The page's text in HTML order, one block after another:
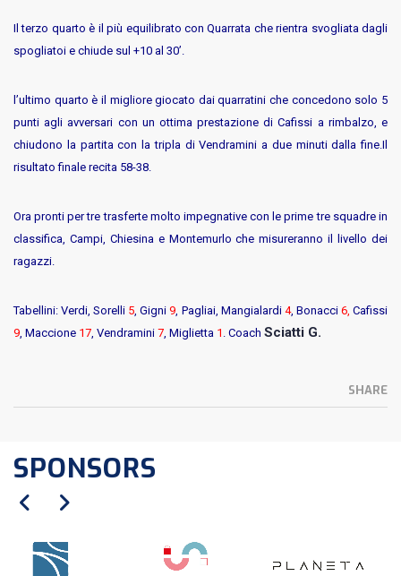
Il terzo quarto è il più equilibrato con Quarrata che rientra svogliata dagli
spogliatoi e chiude sul +10 al 30’.
l’ultimo quarto è il migliore giocato dai quarratini che concedono solo 5
punti agli avversari con un ottima prestazione di Cafissi a rimbalzo, e
chiudono la partita con la tripla di Vendramini a due minuti dalla fine.Il
risultato finale recita 58-38.
Ora pronti per tre trasferte molto impegnative con le prime tre squadre in
classifica, Campi, Chiesina e Montemurlo che misureranno il livello dei
ragazzi.
Tabellini:Verdi, Sorelli 5, Gigni9, Pagliai, Mangialardi 4, Bonacci 6, Cafissi
9, Maccione 17, Vendramini 7, Miglietta 1 . Coach Sciatti G.
SHARE
SPONSORS